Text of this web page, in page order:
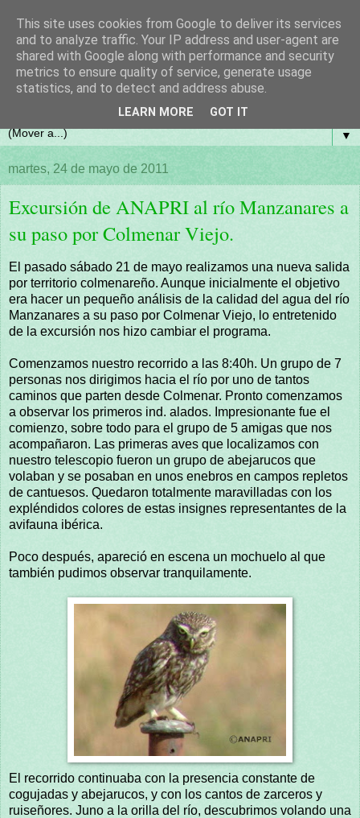
▼
martes, 24 de mayo de 2011
Excursión de ANAPRI al río Manzanares a
su paso por Colmenar Viejo.
El pasado sábado 21 de mayo realizamos una nueva salida
por territorio colmenareño. Aunque inicialmente el objetivo
era hacer un pequeño análisis de la calidad del agua del río
Manzanares a su paso por Colmenar Viejo, lo entretenido
de la excursión nos hizo cambiar el programa.
Comenzamos nuestro recorrido a las 8:40h. Un grupo de 7
personas nos dirigimos hacia el río por uno de tantos
caminos que parten desde Colmenar. Pronto comenzamos
a observar los primeros ind. alados. Impresionante fue el
comienzo, sobre todo para el grupo de 5 amigas que nos
acompañaron. Las primeras aves que localizamos con
nuestro telescopio fueron un grupo de abejarucos que
volaban y se posaban en unos enebros en campos repletos
de cantuesos. Quedaron totalmente maravilladas con los
expléndidos colores de estas insignes representantes de la
avifauna ibérica.
Poco después, apareció en escena un mochuelo al que
también pudimos observar tranquilamente.
El recorrido continuaba con la presencia constante de
cogujadas y abejarucos, y con los cantos de zarceros y
ruiseñores. Juno a la orilla del río, descubrimos volando una
This site uses cookies from Google to deliver its services
and to analyze traffic. Your IP address and user-agent are
shared with Google along with performance and security
metrics to ensure quality of service, generate usage
statistics, and to detect and address abuse.
LEARN MORE GOT IT